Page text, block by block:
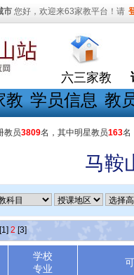
市 您好，欢迎来63家教平台！请
六三家教
教 学员信息 教
教员3809名，其中明星教员163名
马鞍
[1] 2 [3]
学校
专业